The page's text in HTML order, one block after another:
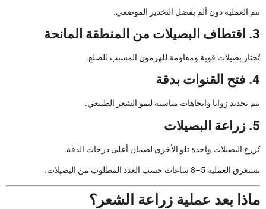
تتم العملية دون ألم بفضل التخدير الموضعي.
3. اقتطاف البصيلات من المنطقة المانحة
تُختار بصيلات قوية ومقاومة للهرمون المسبب للصلع.
4. فتح القنوات بدقة
يتم تحديد زوايا واتجاهات مناسبة لنمو الشعر الطبيعي.
5. زراعة البصيلات
تُزرع البصيلات واحدة تلو الأخرى لضمان أعلى درجات الدقة.
تستغرق العملية 5–8 ساعات حسب العدد المطلوب من البصيلات.
ماذا بعد عملية زراعة الشعر؟